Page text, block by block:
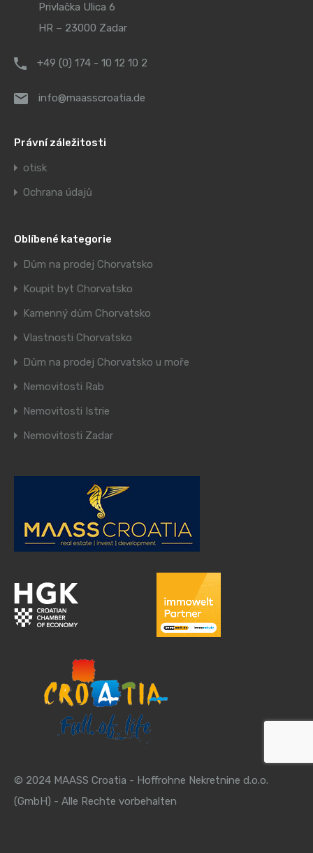
Privlačka Ulica 6
HR – 23000 Zadar
+49 (0) 174 - 10 12 10 2
info@maasscroatia.de
Právní záležitosti
otisk
Ochrana údajů
Oblíbené kategorie
Dům na prodej Chorvatsko
Koupit byt Chorvatsko
Kamenný dům Chorvatsko
Vlastnosti Chorvatsko
Dům na prodej Chorvatsko u moře
Nemovitosti Rab
Nemovitosti Istrie
Nemovitosti Zadar
© 2024 MAASS Croatia - Hoffrohne Nekretnine d.o.o.
(GmbH) - Alle Rechte vorbehalten